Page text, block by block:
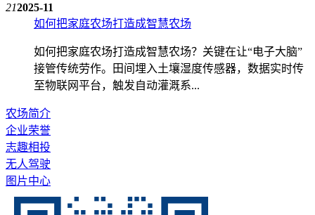
212025-11
如何把家庭农场打造成智慧农场
如何把家庭农场打造成智慧农场？关键在让“电子大脑”
接管传统劳作。田间埋入土壤湿度传感器，数据实时传
至物联网平台，触发自动灌溉系...
农场简介
企业荣誉
志趣相投
无人驾驶
图片中心